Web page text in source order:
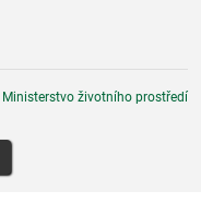
Ministerstvo životního prostředí